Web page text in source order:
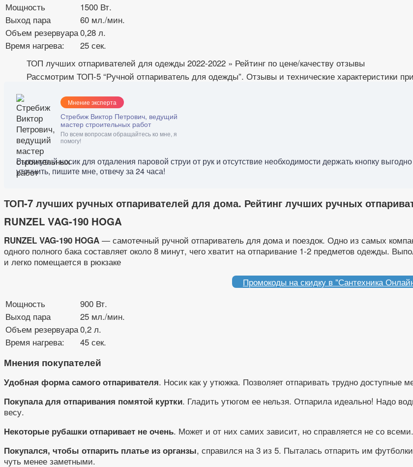
Мощность
1500 Вт.
Выход пара
60 мл./мин.
Объем резервуара0,28 л.
Время нагрева:
25 сек.
ТОП лучших отпаривателей для одежды 2022-2022 » Рейтинг по цене/качеству отзывы
Рассмотрим ТОП-5 “Ручной отпариватель для одежды”. Отзывы и технические характеристики
Мнение эксперта
Стребиж Виктор Петрович, ведущий
мастер строительных работ
По всем вопросам обращайтесь ко мне, я
помогу!
Вытянутый носик для отдаления паровой струи от рук и отсутствие необходимости держать кнопку
уточнить, пишите мне, отвечу за 24 часа!
ТОП-7 лучших ручных отпаривателей для дома. Рейтинг лучших ручных
RUNZEL VAG-190 HOGA
RUNZEL VAG-190 HOGA — самотечный ручной отпариватель для дома и поездок. Одно из самых
одного полного бака составляет около 8 минут, чего хватит на отпаривание 1-2 предметов одежды.
и легко помещается в рюкзаке
Промокоды на скидку в "Сантехника
Мощность
900 Вт.
Выход пара
25 мл./мин.
Объем резервуара0,2 л.
Время нагрева:
45 сек.
Мнения покупателей
Удобная форма самого отпаривателя. Носик как у утюжка. Позволяет отпаривать трудно доступные
Покупала для отпаривания помятой куртки. Гладить утюгом ее нельзя. Отпарила идеально! Надо
весу.
Некоторые рубашки отпаривает не очень. Может и от них самих зависит, но справляется не со всеми.
Покупался, чтобы отпарить платье из органзы, справился на 3 из 5. Пыталась отпарить им
чуть менее заметными.